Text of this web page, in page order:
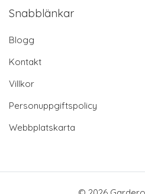
Snabblänkar
Blogg
Kontakt
Villkor
Personuppgiftspolicy
Webbplatskarta